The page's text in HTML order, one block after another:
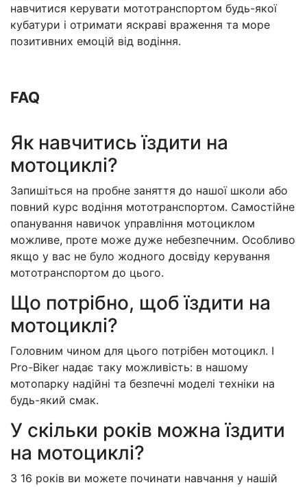
навчитися керувати мототранспортом будь-якої
кубатури і отримати яскраві враження та море
позитивних емоцій від водіння.
FAQ
Як навчитись їздити на
мотоциклі?
Запишіться на пробне заняття до нашої школи або
повний курс водіння мототранспортом. Самостійне
опанування навичок управління мотоциклом
можливе, проте може дуже небезпечним. Особливо
якщо у вас не було жодного досвіду керування
мототранспортом до цього.
Що потрібно, щоб їздити на
мотоциклі?
Головним чином для цього потрібен мотоцикл. І
Pro-Biker надає таку можливість: в нашому
мотопарку надійні та безпечні моделі техніки на
будь-який смак.
У скільки років можна їздити
на мотоциклі?
З 16 років ви можете починати навчання у нашій